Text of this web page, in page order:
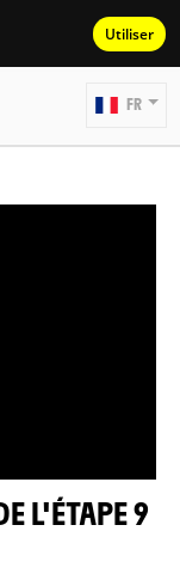
Utiliser
FR